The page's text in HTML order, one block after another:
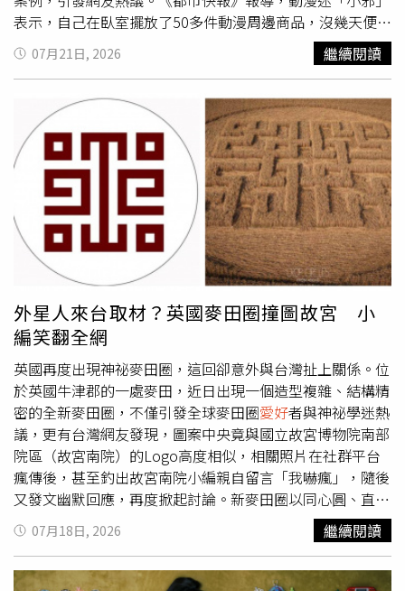
也缺乏醫療證據支持，被認為屬於未經查證的網路謠言。不
過，這種以低俗、獵奇方式炒作話題的行銷模式，仍遭到外
界一致批評。如今類似模式被搬到大陸動漫展，也讓不少網
友痛批，這是將海外爭議作法原封不動照搬，為了博取流量
與關注，不惜突破公序良俗底線，不僅破壞展會形象，也讓
整個二次元文化再次陷入口碑危機。社群平台上充斥「惡
俗」、「噁心」、「根本不是玩梗」、「丟動漫圈的臉」等
批評聲浪，不少動漫迷也認為，少數人的出格行為，讓真正
認真投入角色扮演、攝影創作及同好交流的愛好者無辜背負
負面標籤。螢火蟲動漫展主辦單位表示，涉事攤位並非官方
核准設置，接獲通報後已立即派員到場處理，將所有涉事
Coser驅離現場，並明確禁止任何低俗、獵奇或違反公共秩
序的擺攤及互動行為。未來也將加強展場內外巡查與管理，
避免類似事件再次發生，全力維護健康、安全的動漫展交流
環境。有動漫產業人士指出，動漫展鼓勵創意、角色扮演及
同好互動，但所有活動仍應建立在尊重公序良俗及公共秩序
的前提下。若為了追求流量刻意模仿海外爭議事件，以低
俗、獵奇方式吸引關注，不僅無助於動漫文化發展，更可能
讓少數極端案例掩蓋多數創作者與動漫迷多年累積的正面形
象，對整個二次元社群造成長遠的負面影響。
表示，自己在臥室擺放了50多件動漫周邊商品，沒幾天便開
始出現頭暈症狀。起初她並未將身體不適與收藏品聯想在一
起，直到上網查詢後，依照網友建議將房間內的周邊商品移
出，身體不適情況才逐漸改善。她苦笑說，原本還以為自己
是「幸福到暈了」，沒想到竟可能與甲醛有關。類似情況也
出現在手作圈。一名專門製作角色扮演假髮的年輕創作者日
前宣布永久停單，原因是長期接觸假髮加工藥劑後，出現嚴
重甲醛中毒症狀。她表示，自己畢業後投入相關工作，為了
降低風險，還特別花錢購買防毒面具、空氣清淨機，作業期
間也全程開啟設備，但長時間接觸化學藥劑後，身體仍無法
負荷。在中國大陸社群平台上，也有不少「痛屋」玩家開始
分享甲醛檢測經驗。有收藏玩家自行檢測臥室空氣，發現甲
醛濃度約為每立方公尺0.1毫克，接近國家室內空氣品質標
準的臨界值，因此決定增加開窗通風頻率，希望降低室內污
染。不過，並非所有收藏者都出現健康問題。上海一名葉姓
男子表示，女兒擁有一間約10平方公尺、打造兩、三年的
「痛屋」，家人去年便曾檢測室內甲醛濃度，結果均符合標
準。女兒平時放學後及假日大多待在收藏室內，也未曾出現
頭暈或其他不適症狀。葉先生指出，這次討論也讓女兒學到
不少知識，現在購買動漫周邊時，會特別留意產品材質，像
是含有膠水、塑膠、油墨等成分的商品，更可能產生揮發性
物質，因此會優先挑選品質較佳的產品。另名收藏大量模型
公仔的林姓女子則表示，自己收藏多年並未聞到明顯異味，
也沒有身體不適，反而覺得家中家具散發的氣味比公仔更
重。她認為，只要平時保持室內通風，不必過度恐慌。媒體
隨機訪問30多位民眾發現，多數人都曾聽聞動漫周邊可能存
在甲醛問題，但幾乎沒有人因此特別檢測室內空氣品質。受
07月21日, 2026 繼續閱讀
外星人來台取材？英國麥田圈撞圖故宮 小
編笑翻全網
英國再度出現神祕麥田圈，這回卻意外與台灣扯上關係。位
於英國牛津郡的一處麥田，近日出現一個造型複雜、結構精
密的全新麥田圈，不僅引發全球麥田圈愛好者與神祕學迷熱
議，更有台灣網友發現，圖案中央竟與國立故宮博物院南部
院區（故宮南院）的Logo高度相似，相關照片在社群平台
瘋傳後，甚至釣出故宮南院小編親自留言「我嚇瘋」，隨後
又發文幽默回應，再度掀起討論。新麥田圈以同心圓、直角
線條及迷宮式幾何圖形構成，空拍畫面曝光後引發全球熱
議。（圖／翻攝自臉書，Crop Circles From Above）綜合
（Oxfordshire）新石器時代古墓韋蘭鐵匠鋪（Wayland
07月18日, 2026 繼續閱讀